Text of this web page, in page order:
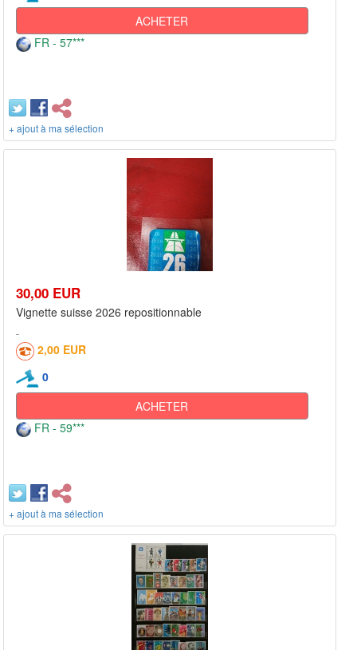
ACHETER
FR - 57***
+ ajout à ma sélection
30,00 EUR
Vignette suisse 2026 repositionnable
2,00 EUR
0
ACHETER
FR - 59***
+ ajout à ma sélection